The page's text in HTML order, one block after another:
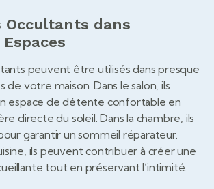
Occultants dans
peuvent être utilisés dans presque
de votre maison. Dans le salon, ils
espace de détente confortable en
directe du soleil. Dans la chambre, ils
garantir un sommeil réparateur.
ils peuvent contribuer à créer une
tout en préservant l’intimité.